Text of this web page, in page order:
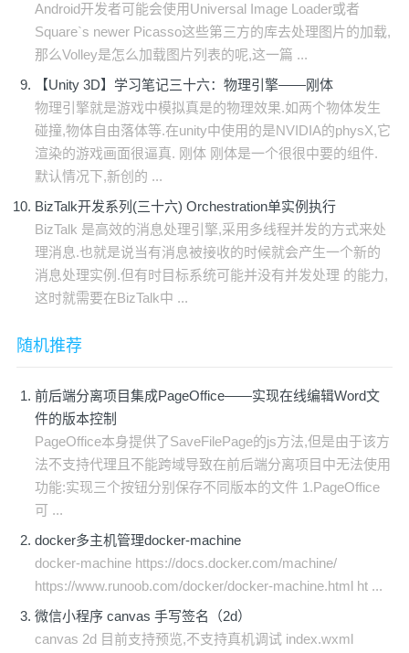
Android开发者可能会使用Universal Image Loader或者
Square`s newer Picasso这些第三方的库去处理图片的加载,
那么Volley是怎么加载图片列表的呢,这一篇 ...
【Unity 3D】学习笔记三十六：物理引擎——刚体
物理引擎就是游戏中模拟真是的物理效果.如两个物体发生
碰撞,物体自由落体等.在unity中使用的是NVIDIA的physX,它
渲染的游戏画面很逼真. 刚体 刚体是一个很很中要的组件.
默认情况下,新创的 ...
BizTalk开发系列(三十六) Orchestration单实例执行
BizTalk 是高效的消息处理引擎,采用多线程并发的方式来处
理消息.也就是说当有消息被接收的时候就会产生一个新的
消息处理实例.但有时目标系统可能并没有并发处理 的能力,
这时就需要在BizTalk中 ...
随机推荐
前后端分离项目集成PageOffice——实现在线编辑Word文
件的版本控制
PageOffice本身提供了SaveFilePage的js方法,但是由于该方
法不支持代理且不能跨域导致在前后端分离项目中无法使用
功能:实现三个按钮分别保存不同版本的文件 1.PageOffice
可 ...
docker多主机管理docker-machine
docker-machine https://docs.docker.com/machine/
https://www.runoob.com/docker/docker-machine.html ht ...
微信小程序 canvas 手写签名（2d）
canvas 2d 目前支持预览,不支持真机调试 index.wxml